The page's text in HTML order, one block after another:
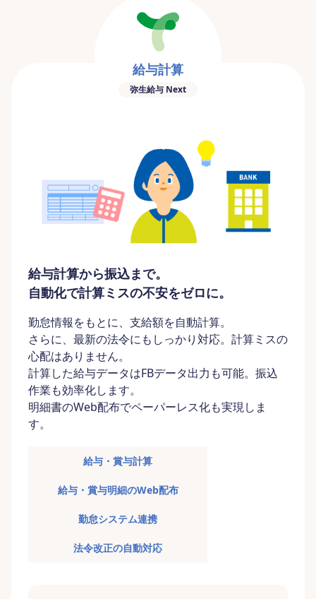
給与計算
弥生給与 Next
給与計算から振込まで。
自動化で計算ミスの不安をゼロに。
勤怠情報をもとに、支給額を自動計算。
さらに、最新の法令にもしっかり対応。計算ミスの
心配はありません。
計算した給与データはFBデータ出力も可能。振込
作業も効率化します。
明細書のWeb配布でペーパーレス化も実現しま
す。
給与・賞与計算
給与・賞与明細のWeb配布
勤怠システム連携
法令改正の自動対応